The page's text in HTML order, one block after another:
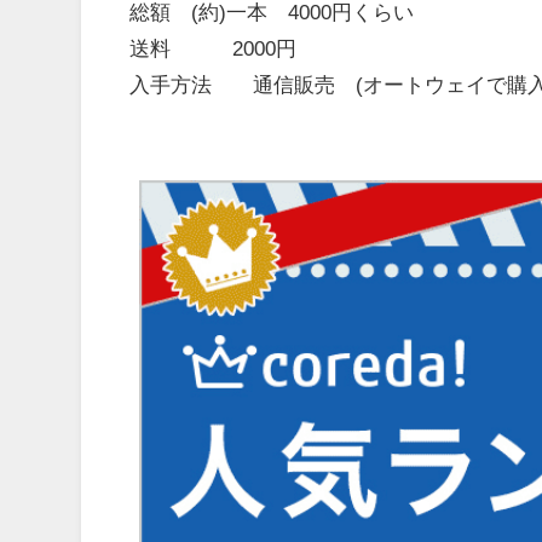
総額 (約)一本 4000円くらい
送料 2000円
入手方法 通信販売 (オートウェイで購